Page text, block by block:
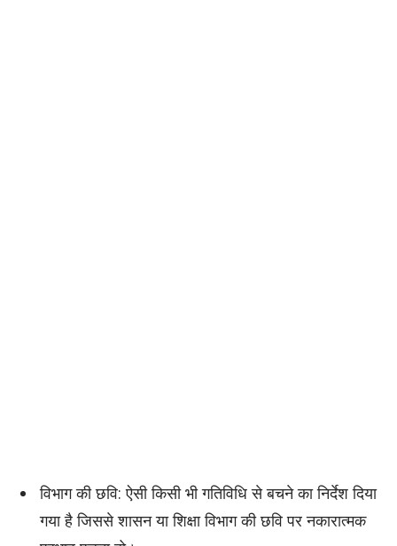
विभाग की छवि: ऐसी किसी भी गतिविधि से बचने का निर्देश दिया
गया है जिससे शासन या शिक्षा विभाग की छवि पर नकारात्मक